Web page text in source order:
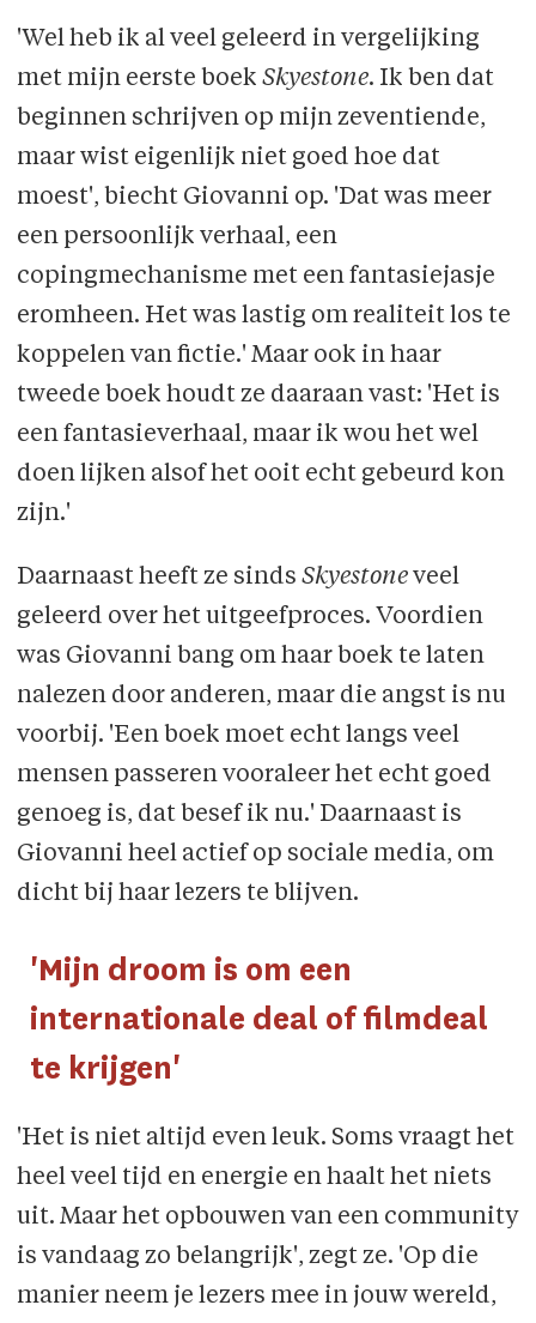
'Wel heb ik al veel geleerd in vergelijking
met mijn eerste boek Skyestone. Ik ben dat
beginnen schrijven op mijn zeventiende,
maar wist eigenlijk niet goed hoe dat
moest', biecht Giovanni op. 'Dat was meer
een persoonlijk verhaal, een
copingmechanisme met een fantasiejasje
eromheen. Het was lastig om realiteit los te
koppelen van fictie.' Maar ook in haar
tweede boek houdt ze daaraan vast: 'Het is
een fantasieverhaal, maar ik wou het wel
doen lijken alsof het ooit echt gebeurd kon
zijn.'
Daarnaast heeft ze sinds Skyestoneveel
geleerd over het uitgeefproces. Voordien
was Giovanni bang om haar boek te laten
nalezen door anderen, maar die angst is nu
voorbij. 'Een boek moet echt langs veel
mensen passeren vooraleer het echt goed
genoeg is, dat besef ik nu.' Daarnaast is
Giovanni heel actief op sociale media, om
dicht bij haar lezers te blijven.
'Mijn droom is om een
internationale deal of filmdeal
te krijgen'
'Het is niet altijd even leuk. Soms vraagt het
heel veel tijd en energie en haalt het niets
uit. Maar het opbouwen van een community
is vandaag zo belangrijk', zegt ze. 'Op die
manier neem je lezers mee in jouw wereld,